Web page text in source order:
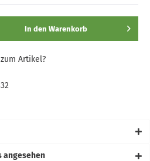
In den Warenkorb
Artikel?
angesehen